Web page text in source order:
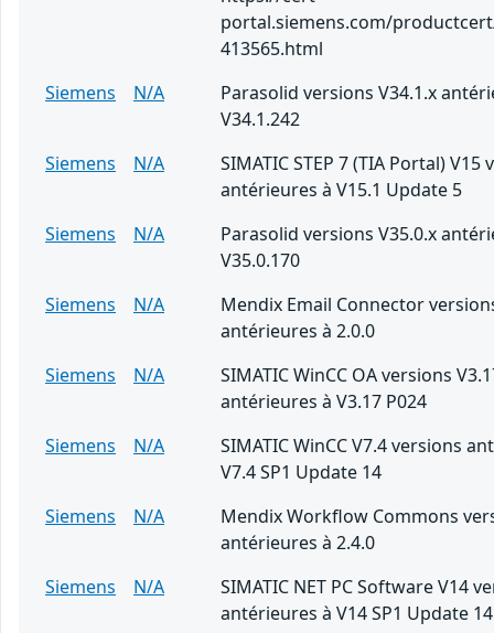
portal.siemens.com/
413565.html
Siemens
N/A
Parasolid versions V34.1.x
V34.1.242
Siemens
N/A
SIMATIC STEP 7 (TIA Portal) V15
antérieures à V15.1 Update 5
Siemens
N/A
Parasolid versions V35.0.x
V35.0.170
Siemens
N/A
Mendix Email Connector
antérieures à 2.0.0
Siemens
N/A
SIMATIC WinCC OA versions
antérieures à V3.17 P024
Siemens
N/A
SIMATIC WinCC V7.4 versions
V7.4 SP1 Update 14
Siemens
N/A
Mendix Workflow Commons
antérieures à 2.4.0
Siemens
N/A
SIMATIC NET PC Software V14
antérieures à V14 SP1 Update 14